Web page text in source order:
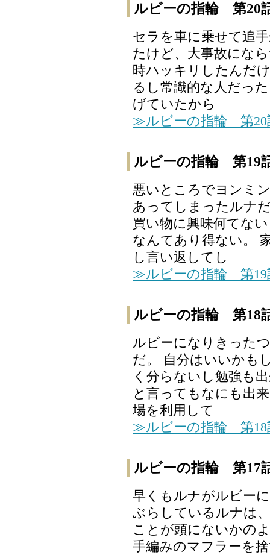
ルビーの指輪 第20
セラを車に乗せて追
たけど、大事故にな
時ハッキリしたんだ
るし常識的な人だっ
げていたから
≫ルビーの指輪 第20
ルビーの指輪 第19
悪いところでヨンミ
あってしまったルナ
買い物に興味何てな
なんてあり得ない。
し言い返してし
≫ルビーの指輪 第19
ルビーの指輪 第18
ルビーになりきった
だ。 自分はいいかも
く分らないし勉強も
と言ってもなにも出
場を利用して
≫ルビーの指輪 第18
ルビーの指輪 第17
早くもルナがルビー
ぶらしているルナは
ことが頭にないかの
手編みのマフラーを